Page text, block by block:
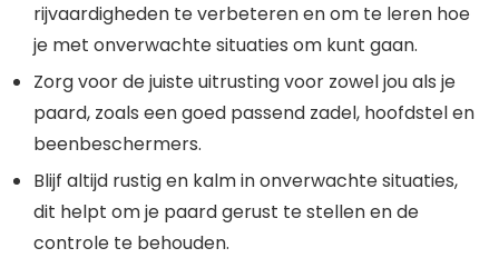
rijvaardigheden te verbeteren en om te leren hoe
je met onverwachte situaties om kunt gaan.
Zorg voor de juiste uitrusting voor zowel jou als je
paard, zoals een goed passend zadel, hoofdstel en
beenbeschermers.
Blijf altijd rustig en kalm in onverwachte situaties,
dit helpt om je paard gerust te stellen en de
controle te behouden.